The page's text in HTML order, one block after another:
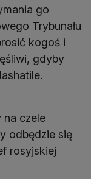
go
Trybunału
kogoś i
gdyby
na czele
odbędzie się
rosyjskiej